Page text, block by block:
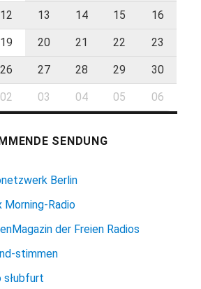
12 13 14 15 16
19 20 21 22 23
26 27 28 29 30
02 03 04 05 06
SENDUNG
Berlin
Morning-Radio
der Freien Radios
stimmen
słubfurt